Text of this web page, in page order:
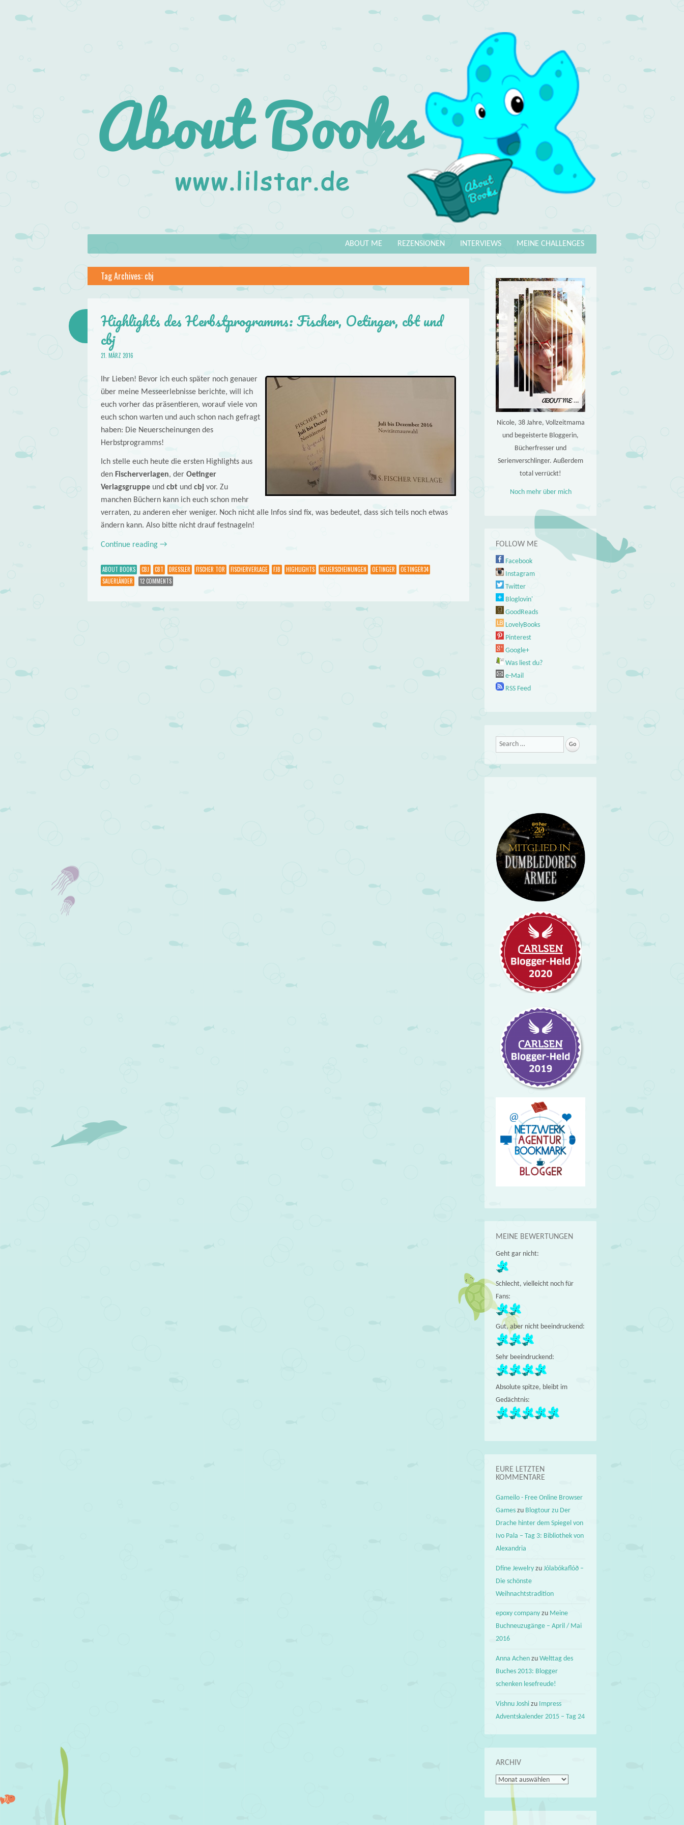
About
Books
Menu MEINE CHALLENGES
INTERVIEWS
REZENSIONEN
ABOUT ME
Tag Archives: cbj
Highlights des Herbstprogramms: Fischer, Oetinger, cbt und
cbj
21. MÄRZ 2016
Ihr Lieben! Bevor ich euch später noch genauer
über meine Messeerlebnisse berichte, will ich
euch vorher das präsentieren, worauf viele von
euch schon warten und auch schon nach gefragt
haben: Die Neuerscheinungen des
Herbstprogramms!
Ich stelle euch heute die ersten Highlights aus
den Fischerverlagen, der Oetinger
Verlagsgruppeund cbt und cbjvor. Zu
manchen Büchern kann ich euch schon mehr
verraten, zu anderen eher weniger. Noch nicht alle Infos sind fix, was bedeutet, dass sich teils noch etwas
ändern kann. Also bitte nicht drauf festnageln!
Continue reading →
ABOUT BOOKS CBJ CBT DRESSLER FISCHER TOR FISCHERVERLAGE FJB HIGHLIGHTS NEUERSCHEINUNGEN OETINGER
OETINGER34
SAUERLÄNDER
12 COMMENTS
Nicole, 38 Jahre, Vollzeitmama
und begeisterte Bloggerin,
Bücherfresser und
Serienverschlinger. Außerdem
total verrückt!
Noch mehr über mich
FOLLOW ME
Facebook
Instagram
Twitter
Bloglovin'
GoodReads
LovelyBooks
Pinterest
Google+
Was liest du?
e-Mail
RSS Feed
Search
MEINE BEWERTUNGEN
Geht gar nicht:
Schlecht, vielleicht noch für
Fans:
Gut, aber nicht beeindruckend:
Sehr beeindruckend:
Absolute spitze, bleibt im
Gedächtnis:
EURE LETZTEN
KOMMENTARE
Gameilo - Free Online Browser
Games zu Blogtour zu Der
Drache hinter dem Spiegel von
Ivo Pala – Tag 3: Bibliothek von
Alexandria
Dfine Jewelry zuJólabókaflóð –
Die schönste
Weihnachtstradition
epoxy company zu Meine
Buchneuzugänge – April / Mai
2016
Anna Achen zuWelttag des
Buches 2013: Blogger
schenken lesefreude!
Vishnu Joshi zu Impress
Adventskalender 2015 – Tag 24
ARCHIV
Archiv